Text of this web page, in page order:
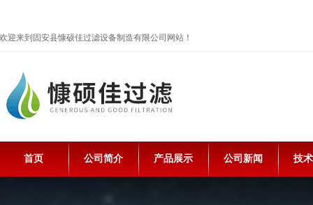
欢迎来到固安县慷硕佳过滤设备制造有限公司网站！
首页 公司简介 产品展示 公司新闻 技